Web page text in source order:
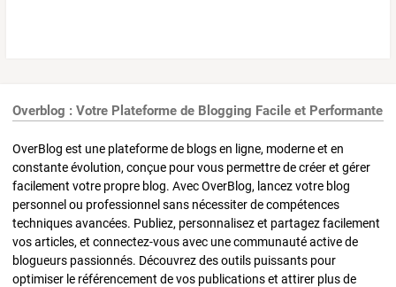
Overblog : Votre Plateforme de Blogging Facile et Performante
OverBlog est une plateforme de blogs en ligne, moderne et en
constante évolution, conçue pour vous permettre de créer et gérer
facilement votre propre blog. Avec OverBlog, lancez votre blog
personnel ou professionnel sans nécessiter de compétences
techniques avancées. Publiez, personnalisez et partagez facilement
vos articles, et connectez-vous avec une communauté active de
blogueurs passionnés. Découvrez des outils puissants pour
optimiser le référencement de vos publications et attirer plus de